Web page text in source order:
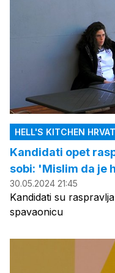
HELL'S KITCHEN
Kandidati opet
sobi: 'Mislim da je
30.05.2024 21:45
Kandidati su
spavaonicu